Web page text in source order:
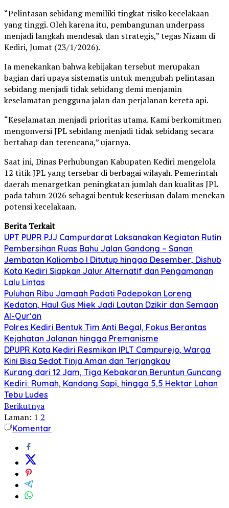
“Pelintasan sebidang memiliki tingkat risiko kecelakaan
yang tinggi. Oleh karena itu, pembangunan underpass
menjadi langkah mendesak dan strategis,” tegas Nizam di
Kediri, Jumat (23/1/2026).
Ia menekankan bahwa kebijakan tersebut merupakan
bagian dari upaya sistematis untuk mengubah pelintasan
sebidang menjadi tidak sebidang demi menjamin
keselamatan pengguna jalan dan perjalanan kereta api.
“Keselamatan menjadi prioritas utama. Kami berkomitmen
mengonversi JPL sebidang menjadi tidak sebidang secara
bertahap dan terencana,” ujarnya.
Saat ini, Dinas Perhubungan Kabupaten Kediri mengelola
12 titik JPL yang tersebar di berbagai wilayah. Pemerintah
daerah menargetkan peningkatan jumlah dan kualitas JPL
pada tahun 2026 sebagai bentuk keseriusan dalam menekan
potensi kecelakaan.
Berita Terkait
UPT PUPR PJJ Campurdarat Laksanakan Kegiatan Rutin
Pembersihan Ruas Bahu Jalan Gandong – Sanan
Jembatan Kaliombo I Ditutup hingga Desember, Dishub
Kota Kediri Siapkan Jalur Alternatif dan Pengamanan
Lalu Lintas
Puluhan Ribu Jamaah Padati Padepokan Loreng
Kedaton, Haul Gus Miek Jadi Lautan Dzikir dan Semaan
Al-Qur’an
Polres Kediri Bentuk Tim Anti Begal, Fokus Berantas
Kejahatan Jalanan hingga Premanisme
DPUPR Kota Kediri Resmikan IPLT Campurejo, Warga
Kini Bisa Sedot Tinja Aman dan Terjangkau
Kurang dari 12 Jam, Tiga Kebakaran Beruntun Guncang
Kediri: Rumah, Kandang Sapi, hingga 5,5 Hektar Lahan
Tebu Ludes
Berikutnya
Laman: 1 2
Komentar